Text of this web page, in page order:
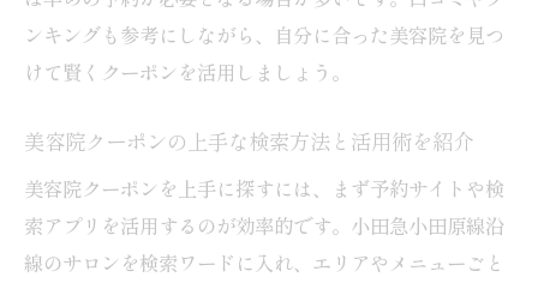
美容院の口コミ評価とクーポンの組み合わ
せ活用術
由を解説
お得な美容院クーポンとリアルな口コミの
見分け方
メンズにも使いやすい美容院クーポン事情
ンキングも参考にしながら、自分に合った美容院を見つ
けて賢くクーポンを活用しましょう。
美容院クーポンの上手な検索方法と活用術を紹介
美容院クーポンを上手に探すには、まず予約サイトや検
索アプリを活用するのが効率的です。小田急小田原線沿
線のサロンを検索ワードに入れ、エリアやメニューごと